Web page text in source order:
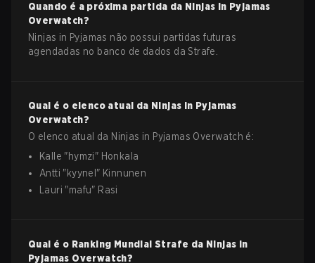
Quando é a próxima partida da Ninjas in Pyjamas
Overwatch?
Ninjas in Pyjamas não possui partidas futuras
agendadas no banco de dados da Strafe.
Qual é o elenco atual da Ninjas in Pyjamas
Overwatch?
O elenco atual da Ninjas in Pyjamas Overwatch é:
Kalle "hymzi" Honkala
Antti "kyynel " Kinnunen
Lauri "mafu" Rasi
Qual é o Ranking Mundial Strafe da Ninjas in
Pyjamas Overwatch?